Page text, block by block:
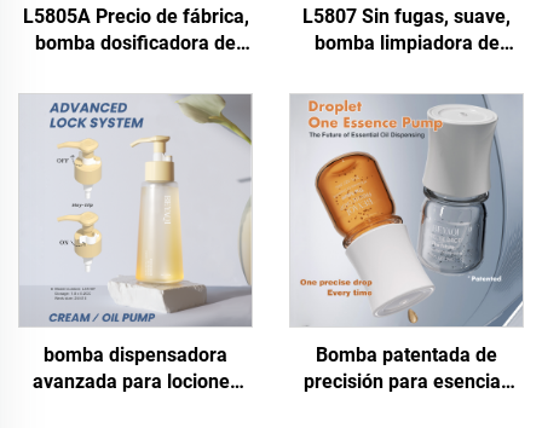
L5805A Precio de fábrica,
bomba dosificadora de
eliminación de esmalte de
uñas, bomba negra para
uñas con pulsador hacia
abajo, dispensador de
bomba líquida para uñas
acrílicas
L5807 Sin fugas, suave,
bomba limpiadora de
para removedor de
esmalte de uñas,
dispensador de bomba
líquida con tapa abatible
bomba dispensadora
avanzada para lociones
Bomba patentada de
precisión para esencias